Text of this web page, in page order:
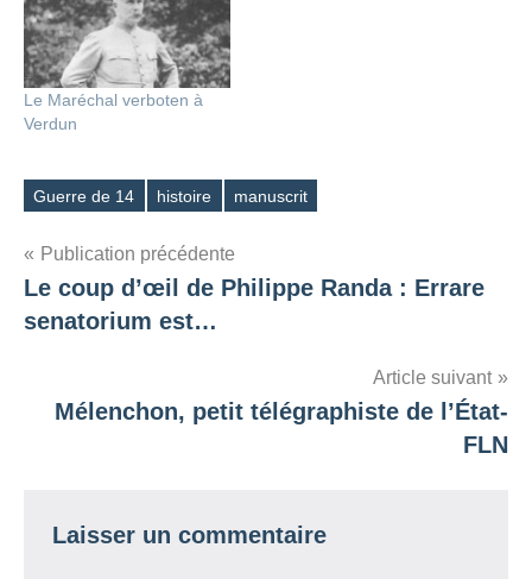
Le Maréchal verboten à
Verdun
Étiquettes
Guerre de 14 histoire manuscrit
Navigation
de
Publication précédente
Le coup d’œil de Philippe Randa : Errare
senatorium est…
Article suivant
Mélenchon, petit télégraphiste de l’État-
FLN
Laisser un commentaire